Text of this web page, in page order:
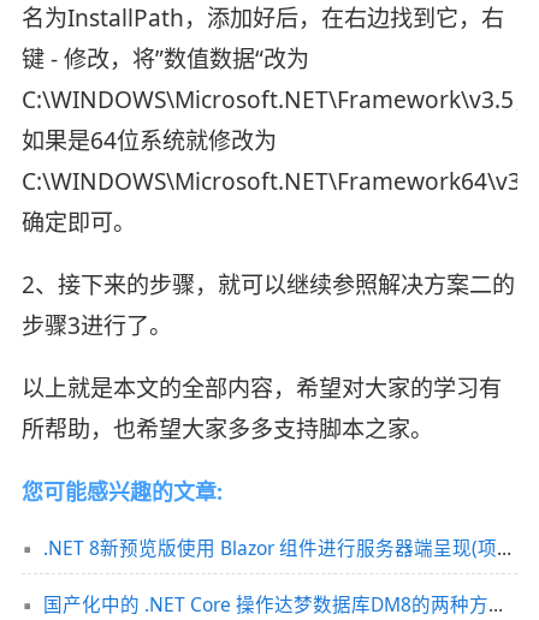
名为InstallPath，添加好后，在右边找到它，右
键 - 修改，将”数值数据“改为
C:\WINDOWS\Microsoft.NET\Framework\v3.5，
如果是64位系统就修改为
确定即可。
2、接下来的步骤，就可以继续参照解决方案二的
步骤3进行了。
以上就是本文的全部内容，希望对大家的学习有
所帮助，也希望大家多多支持脚本之家。
您可能感兴趣的文章:
.NET 8新预览版使用 Blazor 组件进行服务器端呈现(项目体验)
国产化中的 .NET Core 操作达梦数据库DM8的两种方式(操作详解)